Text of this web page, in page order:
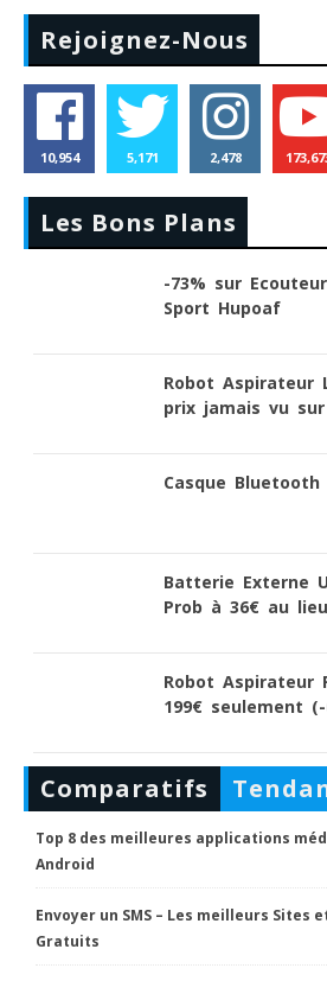
Rejoignez-Nous
10,954 5,171 2,478
Les Bons Plans
-73% sur
Sport Hupoaf
Robot Aspirateur
prix jamais vu
Casque Bluetooth
Batterie Externe
Prob à 36€ au
Robot Aspirateur
199€ seulement (-
Comparatifs
Top 8 des meilleures applications
Android
Envoyer un SMS – Les meilleurs Sites
Gratuits